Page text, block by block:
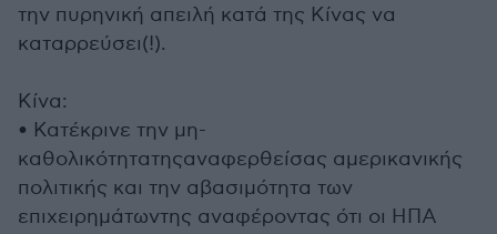
την πυρηνική απειλή κατά της Κίνας να
καταρρεύσει(!).
Κίνα:
• Κατέκρινε την μη-
καθολικότητατηςαναφερθείσας αμερικανικής
πολιτικής και την αβασιμότητα των
επιχειρημάτωντης αναφέροντας ότι οι ΗΠΑ